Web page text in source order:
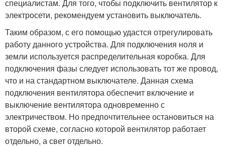
специалистам. Для того, чтобы подключить вентилятор к
электросети, рекомендуем установить выключатель.
Таким образом, с его помощью удастся отрегулировать
работу данного устройства. Для подключения ноля и
земли используется распределительная коробка. Для
подключения фазы следует использовать тот же провод,
что и на стандартном выключателе. Данная схема
подключения вентилятора обеспечит включение и
выключение вентилятора одновременно с
электричеством. Но предпочтительнее остановиться на
второй схеме, согласно которой вентилятор работает
отдельно, а свет отдельно.